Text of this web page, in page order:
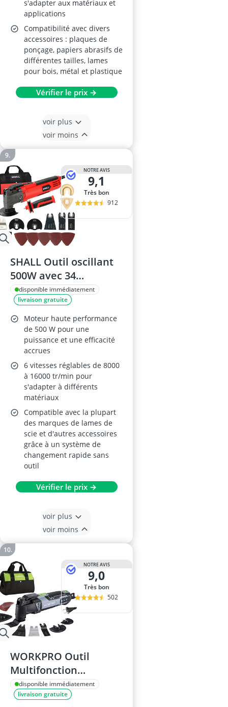
s'adapter aux matériaux et
applications
Compatibilité avec divers
accessoires : plaques de
ponçage, papiers abrasifs de
différentes tailles, lames
pour bois, métal et plastique
Vérifier le prix →
voir plus
voir moins
NOTRE AVIS
9,1
Très bon
912
SHALL Outil oscillant
500W avec 34
accessoires
disponible immédiatement
livraison gratuite
Moteur haute performance
de 500 W pour une
puissance et une efficacité
accrues
6 vitesses réglables de 8000
à 16000 tr/min pour
s'adapter à différents
matériaux
Compatible avec la plupart
des marques de lames de
scie et d'autres accessoires
grâce à un système de
changement rapide sans
outil
Vérifier le prix →
voir plus
voir moins
NOTRE AVIS
9,0
Très bon
502
WORKPRO Outil
Multifonction
Oscillant 300W, 7
Vitesses
disponible immédiatement
livraison gratuite